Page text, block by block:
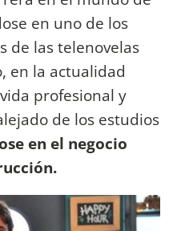
en uno de los
de las telenovelas
en la actualidad
profesional y
de los estudios
en el negocio